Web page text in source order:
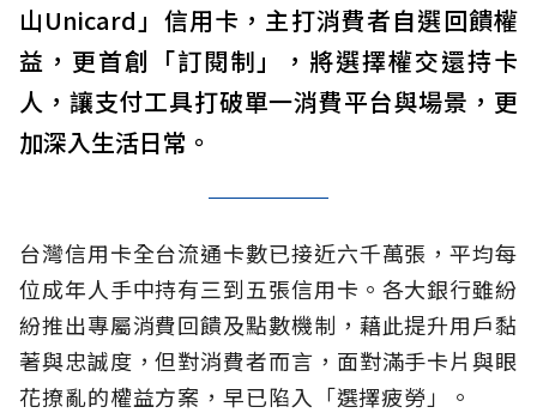
山Unicard」信用卡，主打消費者自選回饋權
益，更首創「訂閱制」，將選擇權交還持卡
人，讓支付工具打破單一消費平台與場景，更
加深入生活日常。
台灣信用卡全台流通卡數已接近六千萬張，平均每
位成年人手中持有三到五張信用卡。各大銀行雖紛
紛推出專屬消費回饋及點數機制，藉此提升用戶黏
著與忠誠度，但對消費者而言，面對滿手卡片與眼
花撩亂的權益方案，早已陷入「選擇疲勞」。